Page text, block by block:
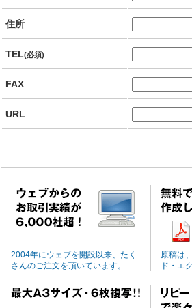
住所
TEL(必須)
FAX
URL
2004年にウェブを開設以来、たく
さんのご注文を頂いています。
原稿は
ド・エ